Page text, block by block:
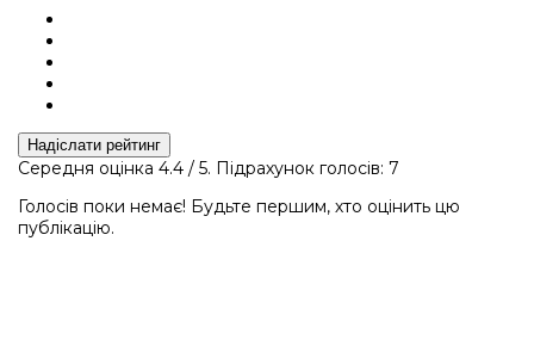
Надіслати рейтинг
Середня оцінка 4.4 / 5. Підрахунок голосів: 7
Голосів поки немає! Будьте першим, хто оцінить цю
публікацію.